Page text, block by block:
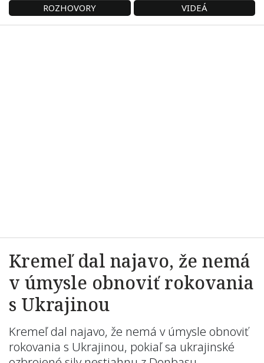
ROZHOVORY
VIDEÁ
Kremeľ dal najavo, že nemá
v úmysle obnoviť rokovania
s Ukrajinou
Kremeľ dal najavo, že nemá v úmysle obnoviť
rokovania s Ukrajinou, pokiaľ sa ukrajinské